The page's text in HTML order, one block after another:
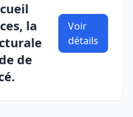
la
de
Voir
détails